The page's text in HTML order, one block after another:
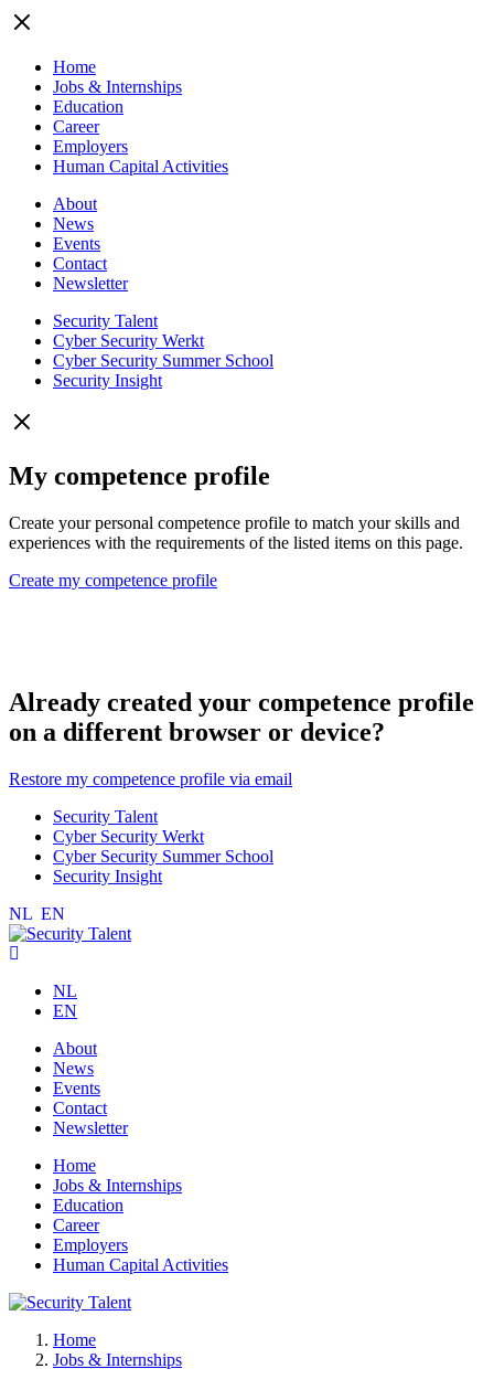
Home
Jobs & Internships
Education
Career
Employers
Human Capital Activities
About
News
Events
Contact
Newsletter
Security Talent
Cyber Security Werkt
Cyber Security Summer School
Security Insight
My competence profile
Create your personal competence profile to match your skills and
experiences with the requirements of the listed items on this page.
Create my competence profile
Already created your competence profile
on a different browser or device?
Restore my competence profile via email
Security Talent
Cyber Security Werkt
Cyber Security Summer School
Security Insight
NL EN
NL
EN
About
News
Events
Contact
Newsletter
Home
Jobs & Internships
Education
Career
Employers
Human Capital Activities
Home
Jobs & Internships